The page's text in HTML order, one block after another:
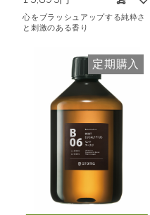
心をブラッシュアップする純粋さ
と刺激のある香り
定期購入